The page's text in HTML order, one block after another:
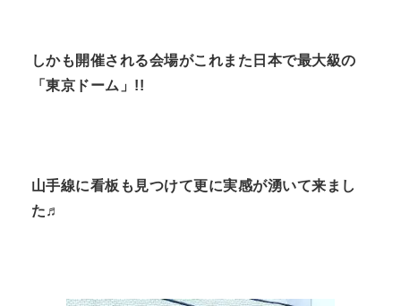
しかも開催される会場がこれまた日本で最大級の
「東京ドーム」!!
山手線に看板も見つけて更に実感が湧いて来まし
た♬